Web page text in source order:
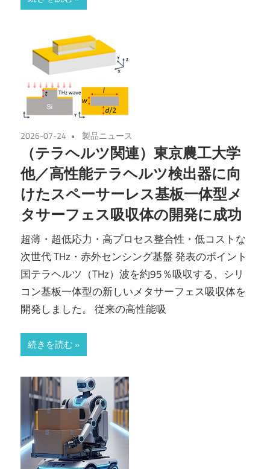
2026-07-24 製品ニュース
（テラヘルツ関連）東京農工大学
他／高性能テラヘルツ検出器に向
けたスペーサーレス基板一体型メ
タサーフェス吸収体の開発に成功
超薄・超低応力・高プロセス整合性・低コストな
次世代 THz・赤外センシング基盤 発表のポイント
国テラヘルツ（THz）波を約95％吸収する、シリ
コン基板一体型の新しいメタサーフェス吸収体を
開発しました。 従来の高性能吸
続きを読む